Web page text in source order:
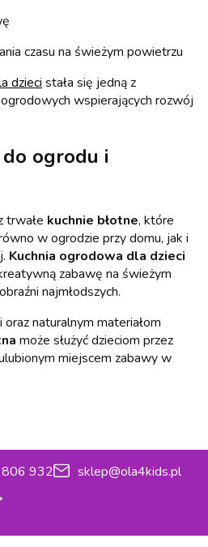
czasu na świeżym powietrzu
dzieci stała się jedną z
wspierających rozwój
ogrodu i
trwałe kuchnie błotne, które
w ogrodzie przy domu, jak i
Kuchnia ogrodowa dla dzieci
zabawę na świeżym
najmłodszych.
naturalnym materiałom
może służyć dzieciom przez
miejscem zabawy w
932
sklep@ola4kids.pl